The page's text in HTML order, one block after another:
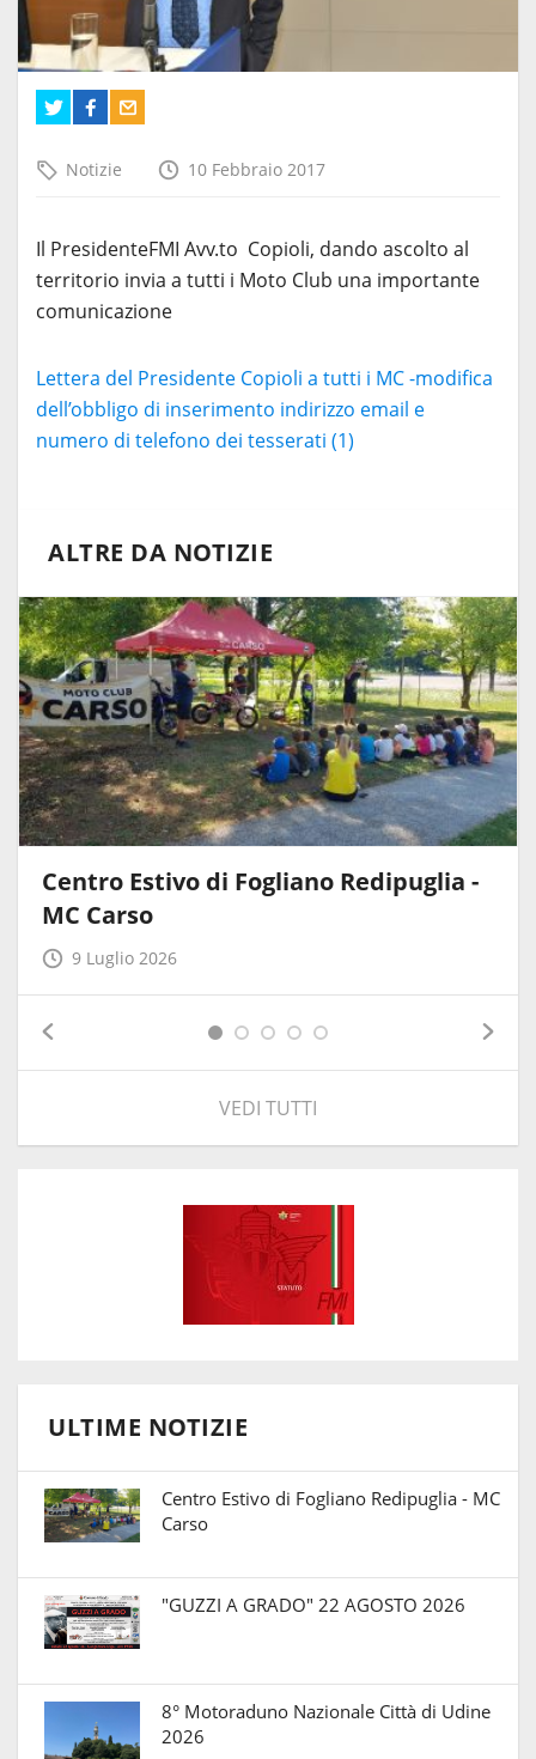
Notizie 10 Febbraio 2017
Il PresidenteFMI Avv.to Copioli, dando ascolto al
territorio invia a tutti i Moto Club una importante
comunicazione
Lettera del Presidente Copioli a tutti i MC -modifica
dell’obbligo di inserimento indirizzo email e
numero di telefono dei tesserati (1)
ALTRE DA NOTIZIE
Centro Estivo di Fogliano Redipuglia -
MC Carso
9 Luglio 2026
VEDI TUTTI
ULTIME NOTIZIE
Centro Estivo di Fogliano Redipuglia - MC
Carso
"GUZZI A GRADO" 22 AGOSTO 2026
8° Motoraduno Nazionale Città di Udine
2026